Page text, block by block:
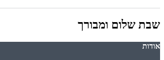
שבת שלום ומבורך
אודות